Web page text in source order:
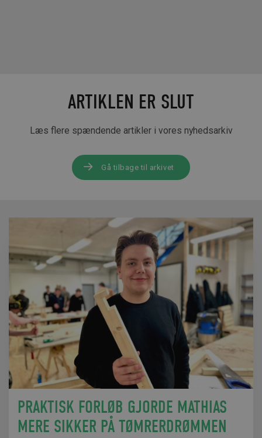
ARTIKLEN ER SLUT
Læs flere spændende artikler i vores nyhedsarkiv
Gå tilbage til arkivet
PRAKTISK FORLØB GJORDE MATHIAS
MERE SIKKER PÅ TØMRERDRØMMEN